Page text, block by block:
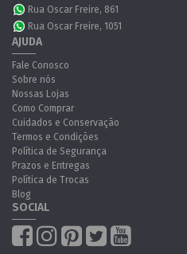
Rua Oscar Freire, 861
Rua Oscar Freire, 1051
AJUDA
Fale Conosco
Sobre nós
Nossas Lojas
Como Comprar
Cuidados e Conservação
Termos e Condições
Política de Segurança
Prazos e Entregas
Política de Trocas
Blog
SOCIAL